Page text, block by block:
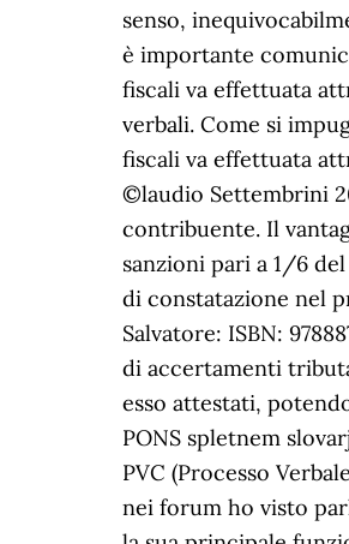
senso,
è importante
fiscali va effettuata
verbali. Come si
fiscali va effettuata
©laudio Settembrini
contribuente. Il
sanzioni pari a 1/6
di constatazione nel
Salvatore: ISBN:
di accertamenti
esso attestati,
PONS spletnem
PVC (Processo
nei forum ho visto